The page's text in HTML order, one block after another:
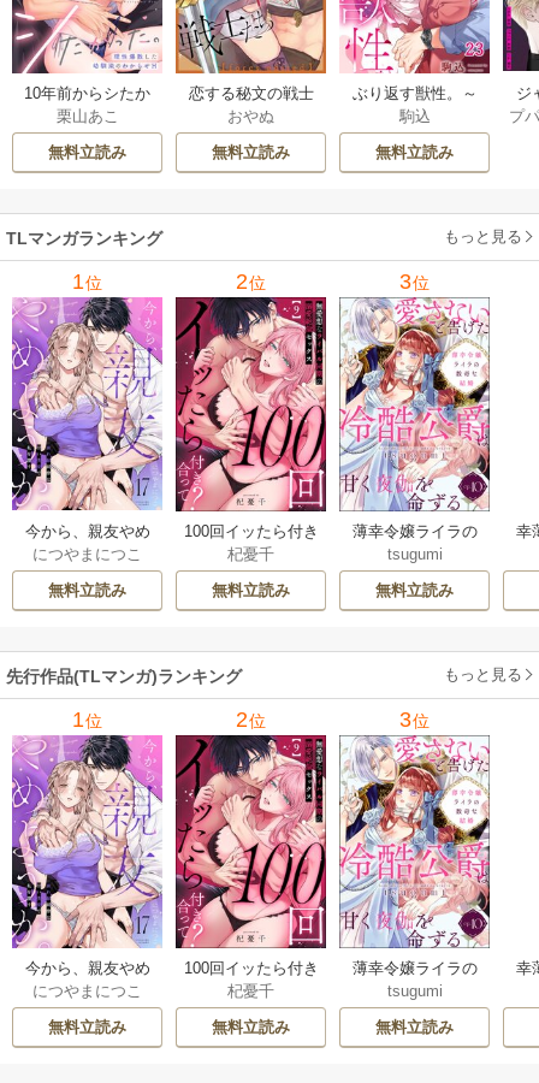
10年前からシたか
った。～理性爆散
した幼馴染のわか
らせＨ 12巻
栗山あこ
無料立読み
恋する秘文の戦士
たち【forcs edite
d】 43-44巻
おやぬ
無料立読み
ぶり返す獣性。～
カースト上位な男
の、10年越しの激
愛 23巻
駒込
無料立読み
ジ
ク
プ
TLマンガランキング もっと見る
1位
今から、親友やめ
ようか。～腐れ縁
同僚は甘い快楽で
私を壊す～
につやまにつこ
無料立読み
2位
100回イッたら付き
合って？ 無愛想な
ライバル同期の溺
愛絶倫セックス
杞憂千
無料立読み
3位
薄幸令嬢ライラの
数奇な結婚 愛さな
いと告げた冷酷公
爵は甘く夜伽を命
tsugumi
無料立読み
幸
先行作品(TLマンガ)ランキング もっと見る
1位
今から、親友やめ
ようか。～腐れ縁
同僚は甘い快楽で
私を壊す～
につやまにつこ
無料立読み
2位
100回イッたら付き
合って？ 無愛想な
ライバル同期の溺
愛絶倫セックス
杞憂千
無料立読み
3位
薄幸令嬢ライラの
数奇な結婚 愛さな
いと告げた冷酷公
爵は甘く夜伽を命
tsugumi
無料立読み
幸